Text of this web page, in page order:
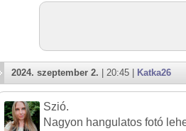
2024. szeptember 2. | 20:45 | Katka26
Szió.
Nagyon hangulatos fotó